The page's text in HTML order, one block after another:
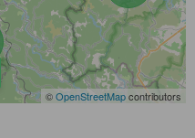
©OpenStreetMapcontributors